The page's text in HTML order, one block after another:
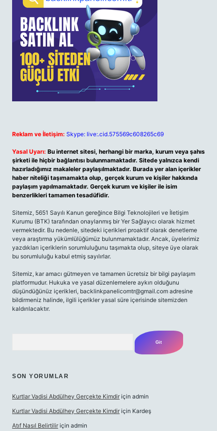
Reklam ve İletişim: Skype: live:.cid.575569c608265c69
Yasal Uyarı: Bu internet sitesi, herhangi bir marka, kurum veya şahıs
şirketi ile hiçbir bağlantısı bulunmamaktadır. Sitede yalnızca kendi
hazırladığımız makaleler paylaşılmaktadır. Burada yer alan içerikler
haber niteliği taşımamakta olup, gerçek kurum ve kişiler hakkında
paylaşım yapılmamaktadır. Gerçek kurum ve kişiler ile isim
benzerlikleri tamamen tesadüfidir.
Sitemiz, 5651 Sayılı Kanun gereğince Bilgi Teknolojileri ve İletişim
Kurumu (BTK) tarafından onaylanmış bir Yer Sağlayıcı olarak hizmet
vermektedir. Bu nedenle, sitedeki içerikleri proaktif olarak denetleme
veya araştırma yükümlülüğümüz bulunmamaktadır. Ancak, üyelerimiz
yazdıkları içeriklerin sorumluluğunu taşımakta olup, siteye üye olarak
bu sorumluluğu kabul etmiş sayılırlar.
Sitemiz, kar amacı gütmeyen ve tamamen ücretsiz bir bilgi paylaşım
platformudur. Hukuka ve yasal düzenlemelere aykırı olduğunu
düşündüğünüz içerikleri, backlinkpanelicomtr@gmail.com adresine
bildirmeniz halinde, ilgili içerikler yasal süre içerisinde sitemizden
kaldırılacaktır.
SON YORUMLAR
Kurtlar Vadisi Abdülhey Gerçekte Kimdir için admin
Kurtlar Vadisi Abdülhey Gerçekte Kimdir için Kardeş
Atıf Nasıl Belirtilir için admin